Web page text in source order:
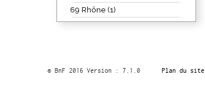
69 Rhône (1)
© BnF 2016 Version : 7.1.0 Plan du site